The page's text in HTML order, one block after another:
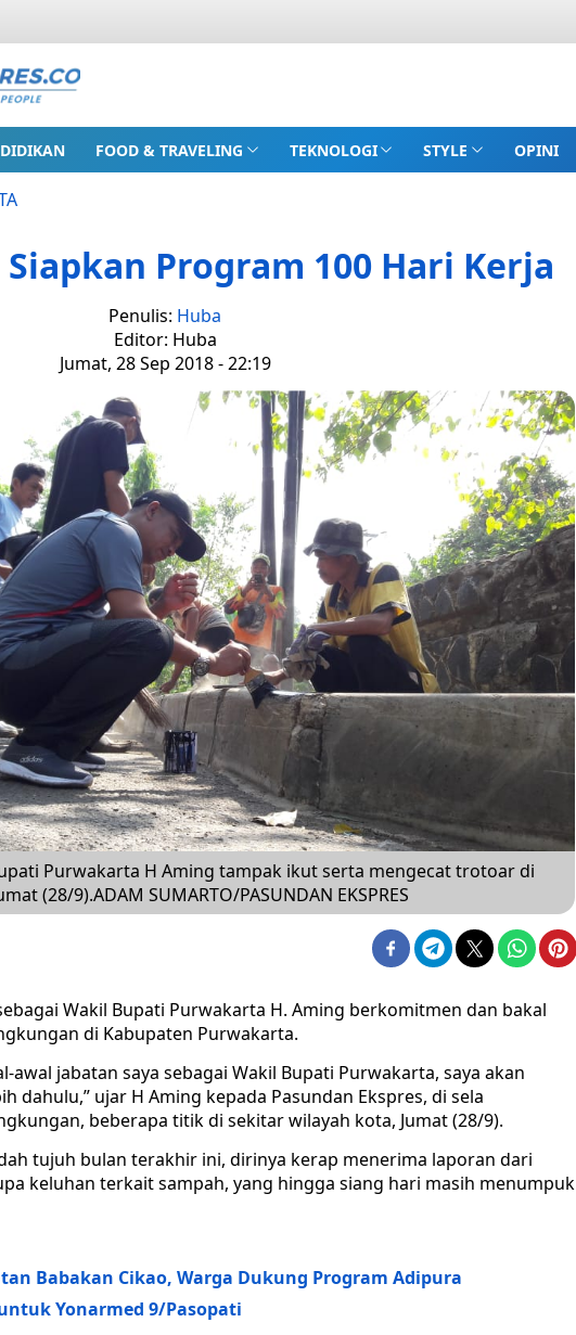
FOOD & TRAVELING TEKNOLOGI STYLE OPINI
Program 100 Hari Kerja
Penulis: Huba
Editor: Huba
Jumat, 28 Sep 2018 - 22:19
Purwakarta H Aming tampak ikut serta mengecat trotoar di
(28/9).ADAM SUMARTO/PASUNDAN EKSPRES
Wakil Bupati Purwakarta H. Aming berkomitmen dan bakal
di Kabupaten Purwakarta.
awal jabatan saya sebagai Wakil Bupati Purwakarta, saya akan
dahulu,” ujar H Aming kepada Pasundan Ekspres, di sela
beberapa titik di sekitar wilayah kota, Jumat (28/9).
tujuh bulan terakhir ini, dirinya kerap menerima laporan dari
keluhan terkait sampah, yang hingga siang hari masih menumpuk
Babakan Cikao, Warga Dukung Program Adipura
Yonarmed 9/Pasopati